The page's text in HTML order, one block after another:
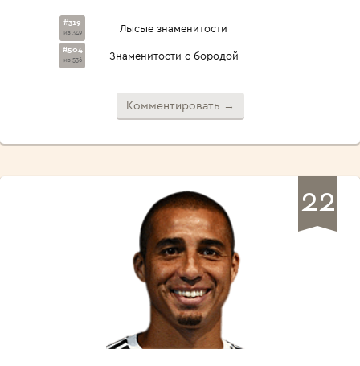
#319
из 349 Лысые знаменитости
#504
из 536 Знаменитости с бородой
Комментировать →
22